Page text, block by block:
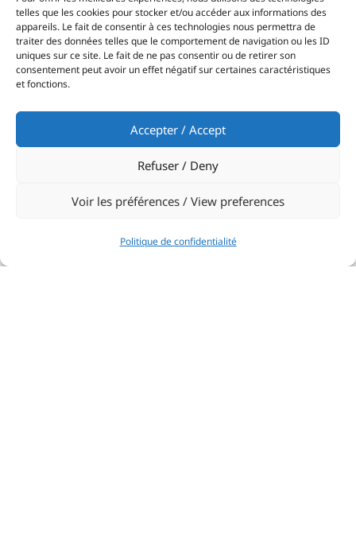
telles que les cookies pour stocker et/ou accéder aux informations des
appareils. Le fait de consentir à ces technologies nous permettra de
traiter des données telles que le comportement de navigation ou les ID
uniques sur ce site. Le fait de ne pas consentir ou de retirer son
consentement peut avoir un effet négatif sur certaines caractéristiques
et fonctions.
Accepter / Accept
Refuser / Deny
Voir les préférences / View preferences
Politique de confidentialité